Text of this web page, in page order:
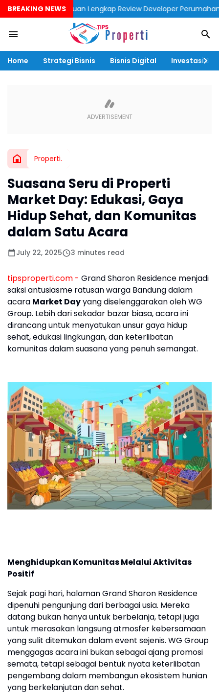
BREAKING NEWS
“Panduan Lengkap Review Developer Perumahan Dekat
Home Strategi Bisnis Bisnis Digital Investasi &
Properti.
Suasana Seru di Properti
Market Day: Edukasi, Gaya
Hidup Sehat, dan Komunitas
dalam Satu Acara
July 22, 2025 3 minutes read
tipsproperti.com - Grand Sharon Residence menjadi
saksi antusiasme ratusan warga Bandung dalam
acara Market Dayyang diselenggarakan oleh WG
Group. Lebih dari sekadar bazar biasa, acara ini
dirancang untuk menyatukan unsur gaya hidup
sehat, edukasi lingkungan, dan keterlibatan
komunitas dalam suasana yang penuh semangat.
Menghidupkan Komunitas Melalui Aktivitas
Positif
Sejak pagi hari, halaman Grand Sharon Residence
dipenuhi pengunjung dari berbagai usia. Mereka
datang bukan hanya untuk berbelanja, tetapi juga
untuk merasakan langsung atmosfer kebersamaan
yang sulit ditemukan dalam event sejenis. WG Group
menggagas acara ini bukan sebagai ajang promosi
semata, tetapi sebagai bentuk nyata keterlibatan
pengembang dalam membangun ekosistem hunian
yang berkelanjutan dan sehat.